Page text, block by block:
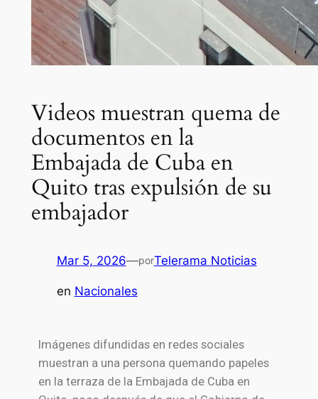
Videos muestran quema de
documentos en la
Embajada de Cuba en
Quito tras expulsión de su
embajador
Mar 5, 2026—porTelerama Noticias
en Nacionales
Imágenes difundidas en redes sociales
muestran a una persona quemando papeles
en la terraza de la Embajada de Cuba en